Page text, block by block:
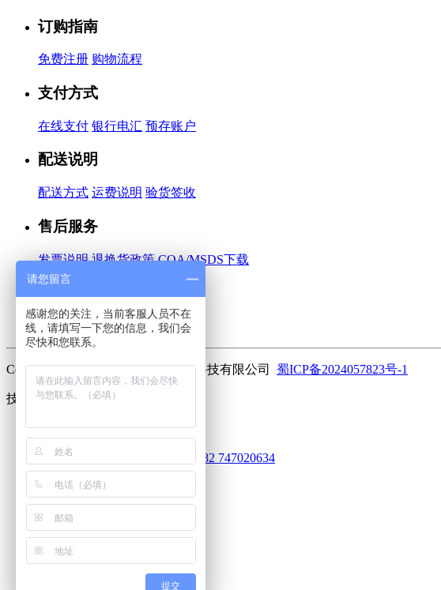
订购指南
免费注册 购物流程
支付方式
在线支付 银行电汇 预存账户
配送说明
配送方式 运费说明 验货签收
售后服务
发票说明 退换货政策 COA/MSDS下载
关于我们
公司简介 联系我们 加入我们
Copyright ©2023 曼斯特(成都)生物科技有限公司 蜀ICP备2024057823号-1
技术支持：库价化学
客服
752101920
913030682 747020634
电话
18010516991客服服务热线
微信
扫码关注
回到顶部
请您留言
感谢您的关注，当前客服人员不在
线，请填写一下您的信息，我们会
尽快和您联系。
提交